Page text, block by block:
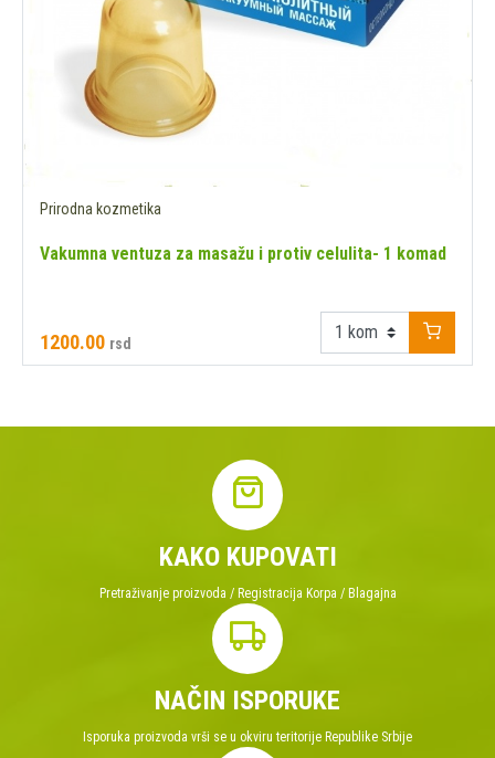
Prirodna kozmetika
Vakumna ventuza za masažu i protiv celulita- 1 komad
1200.00 rsd
KAKO KUPOVATI
Pretraživanje proizvoda / Registracija Korpa / Blagajna
NAČIN ISPORUKE
Isporuka proizvoda vrši se u okviru teritorije Republike Srbije